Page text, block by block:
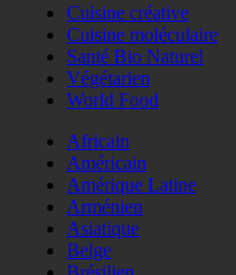
Cuisine créative
Cuisine moléculaire
Santé Bio Naturel
Végétarien
World Food
Africain
Américain
Amérique Latine
Arménien
Asiatique
Belge